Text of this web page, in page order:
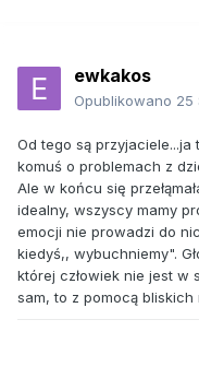
ewkakos
Opublikowano 25
Od tego są przyjaciele...ja
komuś o problemach z
Ale w końcu się
idealny, wszyscy mamy
emocji nie prowadzi do
kiedyś,, wybuchniemy".
której człowiek nie jest w
sam, to z pomocą bliskich